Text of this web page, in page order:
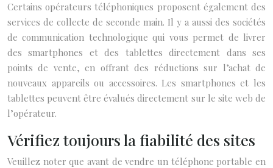
Certains opérateurs téléphoniques proposent également des
services de collecte de seconde main. Il y a aussi des sociétés
de communication technologique qui vous permet de livrer
des smartphones et des tablettes directement dans ses
points de vente, en offrant des réductions sur l’achat de
nouveaux appareils ou accessoires. Les smartphones et les
tablettes peuvent être évalués directement sur le site web de
l’opérateur.
Vérifiez toujours la fiabilité des sites
Veuillez noter que avant de vendre un téléphone portable en